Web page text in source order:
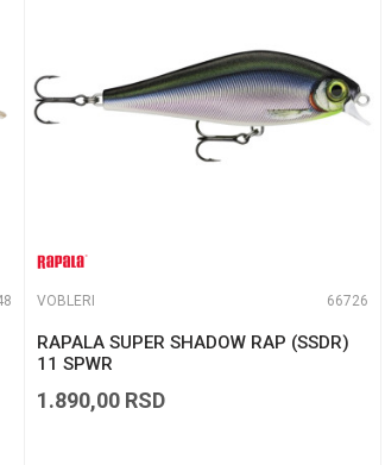
VOBLERI 66726
RAPALA SUPER SHADOW RAP (SSDR)
11 SPWR
1.890,00 RSD